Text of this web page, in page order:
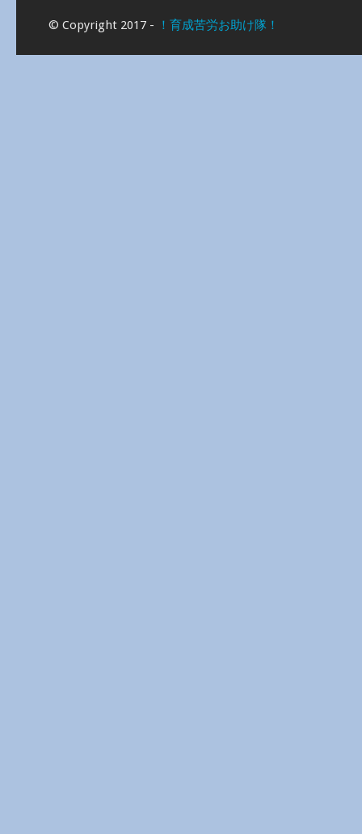
© Copyright 2017 - ！育成苦労お助け隊！